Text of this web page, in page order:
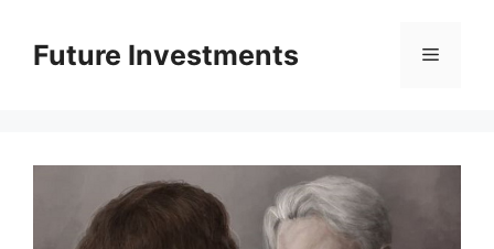
вмістуFuture Investments Меню